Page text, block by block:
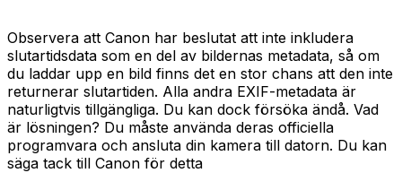
Observera att Canon har beslutat att inte inkludera
slutartidsdata som en del av bildernas metadata, så om
du laddar upp en bild finns det en stor chans att den inte
returnerar slutartiden. Alla andra EXIF-metadata är
naturligtvis tillgängliga. Du kan dock försöka ändå. Vad
är lösningen? Du måste använda deras officiella
programvara och ansluta din kamera till datorn. Du kan
säga tack till Canon för detta